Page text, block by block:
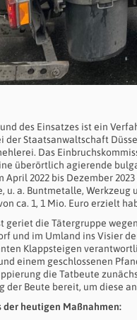
des Einsatzes ist ein
der Staatsanwaltschaft
Das
überörtlich agierende
April 2022 bis Dezember
u. a. Buntmetalle, Werkzeug
ca. 1, 1 Mio. Euro erzielt
geriet die Tätergruppe
und im Umland ins Visier
Klappsteigen
einem geschlossenen
die Tatbeute
der Beute bereit, um diese
der heutigen Maßnahmen: